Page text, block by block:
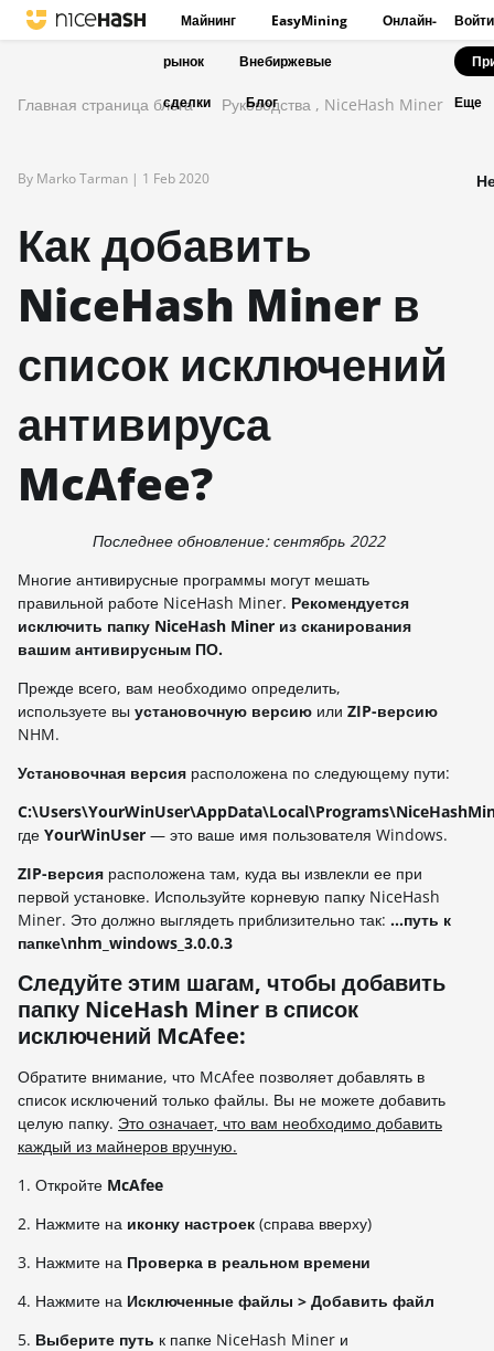
Майнинг EasyMining Онлайн-
рынок Внебиржевые
сделки Блог
Войти
Еще
Главная страница блога Руководства , NiceHash Miner
By Marko Tarman | 1 Feb 2020
Как добавить
NiceHash Miner в
список исключений
антивируса
McAfee?
Последнее обновление: сентябрь 2022
Многие антивирусные программы могут мешать
правильной работе NiceHash Miner. Рекомендуется
исключить папку NiceHash Miner из сканирования
вашим антивирусным ПО.
Прежде всего, вам необходимо определить,
используете вы установочную версию или ZIP-версию
NHM.
Установочная версия расположена по следующему пути:
где YourWinUser — это ваше имя пользователя Windows.
ZIP-версия расположена там, куда вы извлекли ее при
первой установке. Используйте корневую папку NiceHash
Miner. Это должно выглядеть приблизительно так: ...путь к
папке\nhm_windows_3.0.0.3
Следуйте этим шагам, чтобы добавить
папку NiceHash Miner в список
исключений McAfee:
Обратите внимание, что McAfee позволяет добавлять в
список исключений только файлы. Вы не можете добавить
целую папку. Это означает, что вам необходимо добавить
каждый из майнеров вручную.
1. Откройте McAfee
2. Нажмите на иконку настроек (справа вверху)
3. Нажмите на Проверка в реальном времени
4. Нажмите на Исключенные файлы > Добавить файл
5. Выберите путь к папке NiceHash Miner и